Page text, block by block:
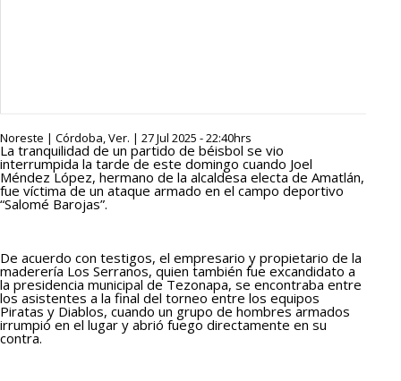
Noreste | Córdoba, Ver. | 27 Jul 2025 - 22:40hrs
La tranquilidad de un partido de béisbol se vio
interrumpida la tarde de este domingo cuando Joel
Méndez López, hermano de la alcaldesa electa de Amatlán,
fue víctima de un ataque armado en el campo deportivo
“Salomé Barojas”.
De acuerdo con testigos, el empresario y propietario de la
maderería Los Serranos, quien también fue excandidato a
la presidencia municipal de Tezonapa, se encontraba entre
los asistentes a la final del torneo entre los equipos
Piratas y Diablos, cuando un grupo de hombres armados
irrumpió en el lugar y abrió fuego directamente en su
contra.